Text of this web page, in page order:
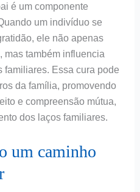
é um componente
um indivíduo se
ele não apenas
mas também influencia
familiares. Essa cura pode
da família, promovendo
e compreensão mútua,
dos laços familiares.
um caminho